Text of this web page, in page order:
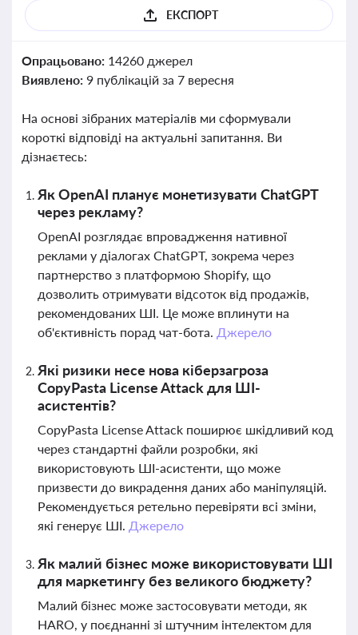
ЕКСПОРТ
Опрацьовано: 14260 джерел
Виявлено: 9 публікацій за 7 вересня
На основі зібраних матеріалів ми сформували
короткі відповіді на актуальні запитання. Ви
дізнаєтесь:
Як OpenAI планує монетизувати ChatGPT
через рекламу?
OpenAI розглядає впровадження нативної
реклами у діалогах ChatGPT, зокрема через
партнерство з платформою Shopify, що
дозволить отримувати відсоток від продажів,
рекомендованих ШІ. Це може вплинути на
об'єктивність порад чат-бота. Джерело
Які ризики несе нова кіберзагроза
CopyPasta License Attack для ШІ-
асистентів?
CopyPasta License Attack поширює шкідливий код
через стандартні файли розробки, які
використовують ШІ-асистенти, що може
призвести до викрадення даних або маніпуляцій.
Рекомендується ретельно перевіряти всі зміни,
які генерує ШІ. Джерело
Як малий бізнес може використовувати ШІ
для маркетингу без великого бюджету?
Малий бізнес може застосовувати методи, як
HARO, у поєднанні зі штучним інтелектом для